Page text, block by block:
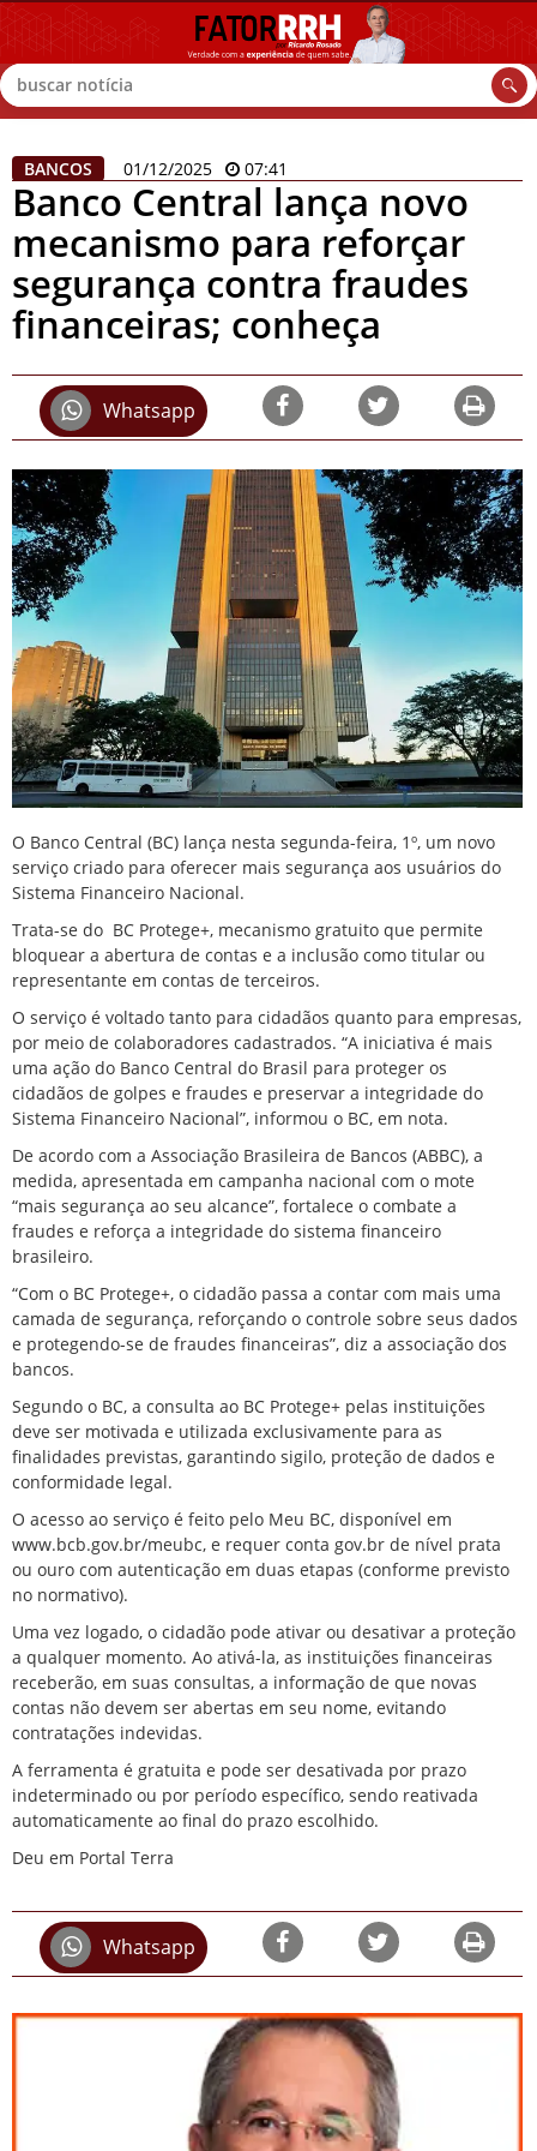
Buscar
BANCOS 01/12/2025 07:41
Banco Central lança novo
mecanismo para reforçar
segurança contra fraudes
financeiras; conheça
Whatsapp
O Banco Central (BC) lança nesta segunda-feira, 1º, um novo
serviço criado para oferecer mais segurança aos usuários do
Sistema Financeiro Nacional.
Trata-se do BC Protege+, mecanismo gratuito que permite
bloquear a abertura de contas e a inclusão como titular ou
representante em contas de terceiros.
O serviço é voltado tanto para cidadãos quanto para empresas,
por meio de colaboradores cadastrados. “A iniciativa é mais
uma ação do Banco Central do Brasil para proteger os
cidadãos de golpes e fraudes e preservar a integridade do
Sistema Financeiro Nacional”, informou o BC, em nota.
De acordo com a Associação Brasileira de Bancos (ABBC), a
medida, apresentada em campanha nacional com o mote
“mais segurança ao seu alcance”, fortalece o combate a
fraudes e reforça a integridade do sistema financeiro
brasileiro.
“Com o BC Protege+, o cidadão passa a contar com mais uma
camada de segurança, reforçando o controle sobre seus dados
e protegendo-se de fraudes financeiras”, diz a associação dos
bancos.
Segundo o BC, a consulta ao BC Protege+ pelas instituições
deve ser motivada e utilizada exclusivamente para as
finalidades previstas, garantindo sigilo, proteção de dados e
conformidade legal.
O acesso ao serviço é feito pelo Meu BC, disponível em
www.bcb.gov.br/meubc, e requer conta gov.br de nível prata
ou ouro com autenticação em duas etapas (conforme previsto
no normativo).
Uma vez logado, o cidadão pode ativar ou desativar a proteção
a qualquer momento. Ao ativá-la, as instituições financeiras
receberão, em suas consultas, a informação de que novas
contas não devem ser abertas em seu nome, evitando
contratações indevidas.
A ferramenta é gratuita e pode ser desativada por prazo
indeterminado ou por período específico, sendo reativada
automaticamente ao final do prazo escolhido.
Deu em Portal Terra
Whatsapp